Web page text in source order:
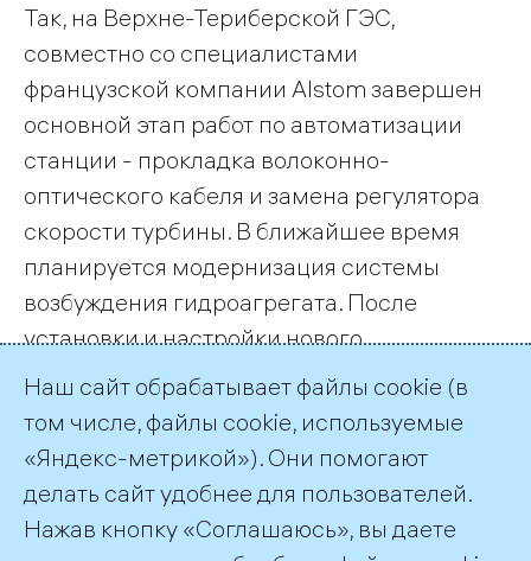
Так, на Верхне-Териберской ГЭС,
совместно со специалистами
французской компании Alstom завершен
основной этап работ по автоматизации
станции - прокладка волоконно-
оптического кабеля и замена регулятора
скорости турбины. В ближайшее время
планируется модернизация системы
возбуждения гидроагрегата. После
установки и настройки нового
оборудования управление всем каскадом
Серебрянских ГЭС будет производиться с
одной станции.
← Все публикации
Наш сайт обрабатывает файлы cookie (в
том числе, файлы cookie, используемые
«Яндекс-метрикой»). Они помогают
делать сайт удобнее для пользователей.
Нажав кнопку «Соглашаюсь», вы даете